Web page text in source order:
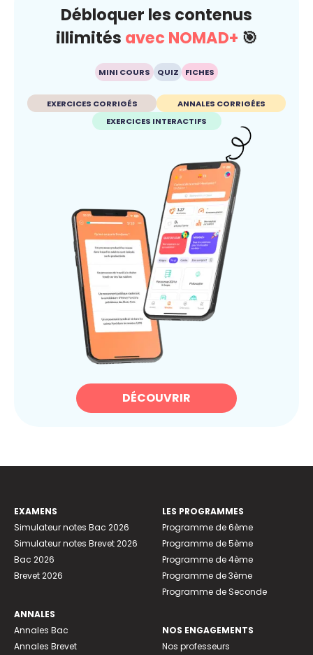
Débloquer les contenus
illimités avec NOMAD+ 🎯
MINI COURS QUIZ FICHES
EXERCICES CORRIGÉS
ANNALES CORRIGÉES
EXERCICES INTERACTIFS
DÉCOUVRIR
EXAMENS
Simulateur notes Bac 2026
Simulateur notes Brevet 2026
Bac 2026
Brevet 2026
ANNALES
Annales Bac
Annales Brevet
LES PROGRAMMES
Programme de 6ème
Programme de 5ème
Programme de 4ème
Programme de 3ème
Programme de Seconde
NOS ENGAGEMENTS
Nos professeurs